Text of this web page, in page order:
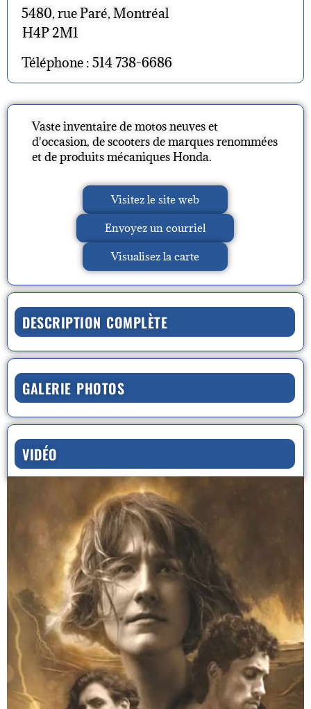
5480, rue Paré, Montréal
H4P 2M1
Téléphone : 514 738-6686
Vaste inventaire de motos neuves et
d'occasion, de scooters de marques renommées
et de produits mécaniques Honda.
Visitez le site web
Envoyez un courriel
Visualisez la carte
DESCRIPTION COMPLÈTE
GALERIE PHOTOS
VIDÉO